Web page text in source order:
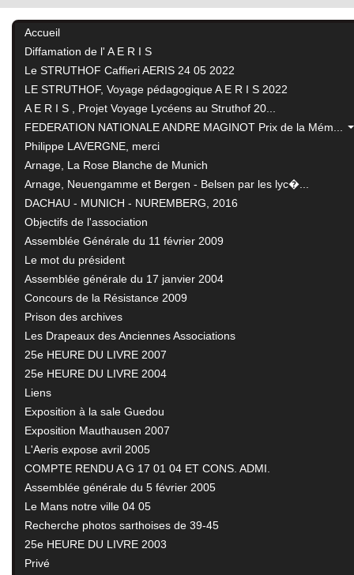
Accueil
Diffamation de l' A E R I S
Le STRUTHOF Caffieri AERIS 24 05 2022
LE STRUTHOF, Voyage pédagogique A E R I S 2022
A E R I S , Projet Voyage Lycéens au Struthof 20...
FEDERATION NATIONALE ANDRE MAGINOT Prix de la Mém...
Philippe LAVERGNE, merci
Arnage, La Rose Blanche de Munich
Arnage, Neuengamme et Bergen - Belsen par les lyc�...
DACHAU - MUNICH - NUREMBERG, 2016
Objectifs de l'association
Assemblée Générale du 11 février 2009
Le mot du président
Assemblée générale du 17 janvier 2004
Concours de la Résistance 2009
Prison des archives
Les Drapeaux des Anciennes Associations
25e HEURE DU LIVRE 2007
25e HEURE DU LIVRE 2004
Liens
Exposition à la sale Guedou
Exposition Mauthausen 2007
L'Aeris expose avril 2005
COMPTE RENDU A G 17 01 04 ET CONS. ADMI.
Assemblée générale du 5 février 2005
Le Mans notre ville 04 05
Recherche photos sarthoises de 39-45
25e HEURE DU LIVRE 2003
Privé